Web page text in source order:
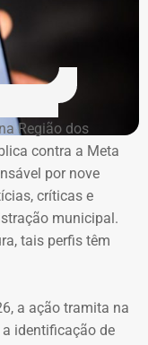
R$
103.247,91
R$
22.028,93
273.040,85
Região dos
contra a Meta
por nove
críticas e
municipal.
tais perfis têm
a ação tramita na
identificação de